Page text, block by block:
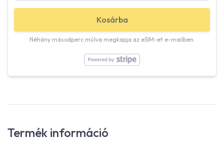
Kosárba
Néhány másodperc múlva megkapja az eSIM-et e-mailben.
Termék információ